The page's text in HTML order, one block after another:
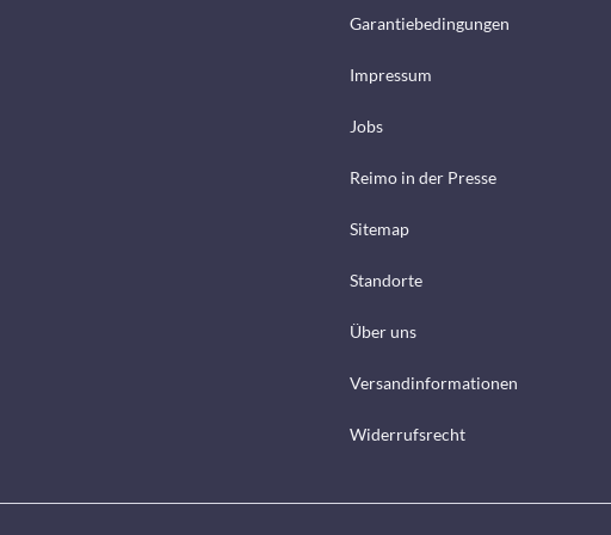
Garantiebedingungen
Impressum
Jobs
Reimo in der Presse
Sitemap
Standorte
Über uns
Versandinformationen
Widerrufsrecht